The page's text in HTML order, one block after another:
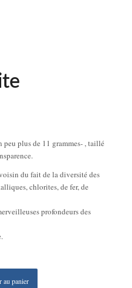
plus de 11 grammes- , taillé
du fait de la diversité des
chlorites, de fer, de
profondeurs des
au panier